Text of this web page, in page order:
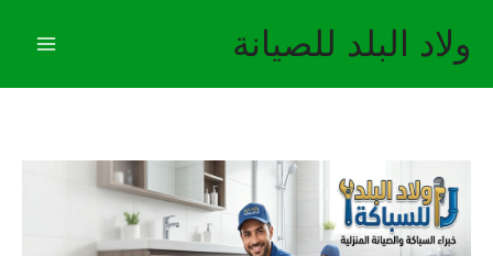
ولاد البلد للصيانة